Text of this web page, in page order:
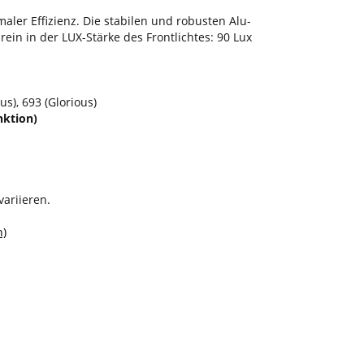
Effizienz. Die stabilen und robusten Alu-
in der LUX-Stärke des Frontlichtes: 90 Lux
693 (Glorious)